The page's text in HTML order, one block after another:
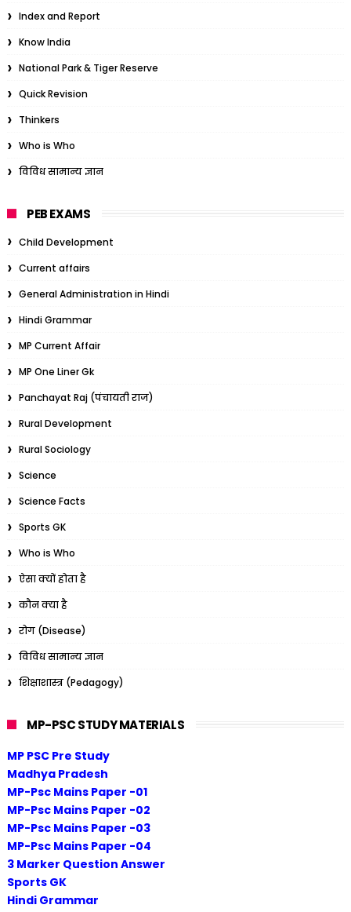
Index and Report
Know India
National Park & Tiger Reserve
Quick Revision
Thinkers
Who is Who
विविध सामान्य ज्ञान
PEB EXAMS
Child Development
Current affairs
General Administration in Hindi
Hindi Grammar
MP Current Affair
MP One Liner Gk
Panchayat Raj (पंचायती राज)
Rural Development
Rural Sociology
Science
Science Facts
Sports GK
Who is Who
ऐसा क्यों होता है
कौन क्या है
रोग (Disease)
विविध सामान्य ज्ञान
शिक्षाशास्त्र (Pedagogy)
MP-PSC STUDY MATERIALS
MP PSC Pre Study
Madhya Pradesh
MP-Psc Mains Paper -01
MP-Psc Mains Paper -02
MP-Psc Mains Paper -03
MP-Psc Mains Paper -04
3 Marker Question Answer
Sports GK
Hindi Grammar